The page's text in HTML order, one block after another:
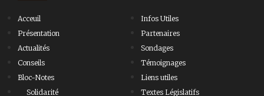
Acceuil
Présentation
Actualités
Conseils
Bloc-Notes
Solidarité
Infos Utiles
Partenaires
Sondages
Témoignages
Liens utiles
Textes Législatifs